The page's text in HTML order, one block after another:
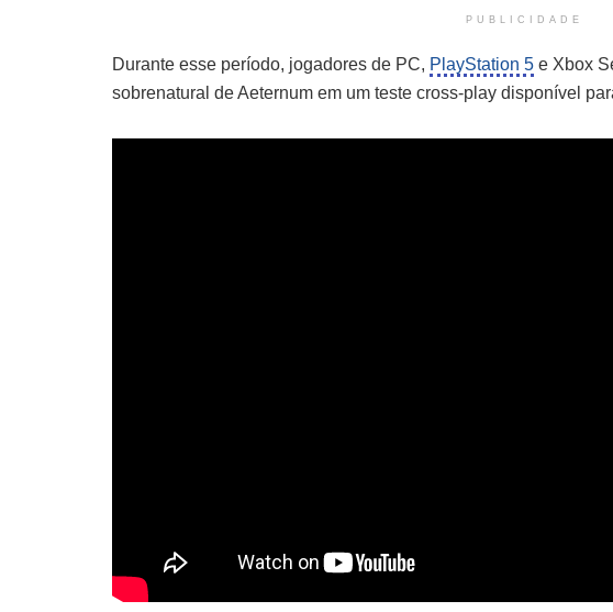
PUBLICIDADE
Durante esse período, jogadores de PC, PlayStation 5 e Xbox
sobrenatural de Aeternum em um teste cross-play disponível